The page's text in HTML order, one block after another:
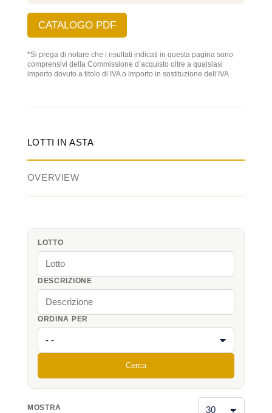
CATALOGO PDF
*Si prega di notare che i risultati indicati in questa pagina sono
comprensivi della Commissione d’acquisto oltre a qualsiasi
importo dovuto a titolo di IVA o importo in sostituzione dell’IVA
LOTTI IN ASTA
OVERVIEW
LOTTO
DESCRIZIONE
ORDINA PER
Cerca
MOSTRA